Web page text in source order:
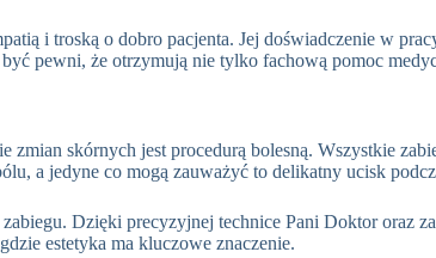
i troską o dobro pacjenta. Jej doświadczenie w
pewni, że otrzymują nie tylko fachową pomoc
zmian skórnych jest procedurą bolesną. Wszystkie
a jedyne co mogą zauważyć to delikatny ucisk
Dzięki precyzyjnej technice Pani Doktor oraz
estetyka ma kluczowe znaczenie.